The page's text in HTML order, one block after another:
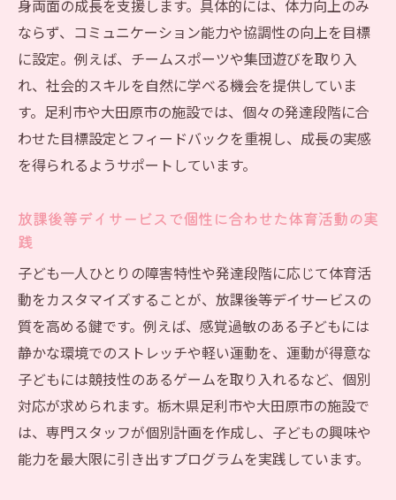
実践的な体育活動を支える放課後等デイサ
ービスの工夫
放課後等デイサービス体育活動の支援で得
られる喜び
子どもの自信を引き出す放課後等デイサー
ビス体育活動
工夫と実践例
スの可能性
身両面の成長を支援します。具体的には、体力向上のみ
ならず、コミュニケーション能力や協調性の向上を目標
に設定。例えば、チームスポーツや集団遊びを取り入
れ、社会的スキルを自然に学べる機会を提供していま
す。足利市や大田原市の施設では、個々の発達段階に合
わせた目標設定とフィードバックを重視し、成長の実感
を得られるようサポートしています。
放課後等デイサービスで個性に合わせた体育活動の実
践
子ども一人ひとりの障害特性や発達段階に応じて体育活
動をカスタマイズすることが、放課後等デイサービスの
質を高める鍵です。例えば、感覚過敏のある子どもには
静かな環境でのストレッチや軽い運動を、運動が得意な
子どもには競技性のあるゲームを取り入れるなど、個別
対応が求められます。栃木県足利市や大田原市の施設で
は、専門スタッフが個別計画を作成し、子どもの興味や
能力を最大限に引き出すプログラムを実践しています。